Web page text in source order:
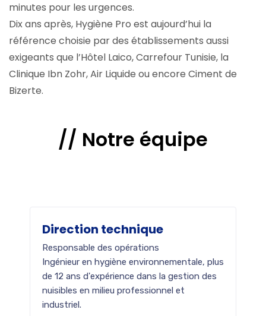
minutes pour les urgences.
Dix ans après, Hygiène Pro est aujourd’hui la
référence choisie par des établissements aussi
exigeants que l’Hôtel Laico, Carrefour Tunisie, la
Clinique Ibn Zohr, Air Liquide ou encore Ciment de
Bizerte.
// Notre équipe
Direction technique
Responsable des opérations
Ingénieur en hygiène environnementale, plus
de 12 ans d'expérience dans la gestion des
nuisibles en milieu professionnel et
industriel.